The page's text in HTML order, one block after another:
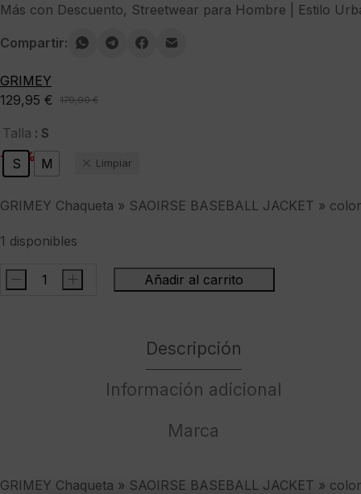
179,90€
El
precio
original
era:
129,95 €
El
precio
actual
es:
-28%
Talla : S
S
M Limpiar
GRIMEY Chaqueta » SAOIRSE BASEBALL JACKET »
1 disponibles
GRIMEY
- + Añadir al carrito
Más con Descuento, Streetwear para Hombre | Estilo
Compartir:
GRIMEY
Descripción
Información adicional
Marca
GRIMEY Chaqueta » SAOIRSE BASEBALL JACKET »